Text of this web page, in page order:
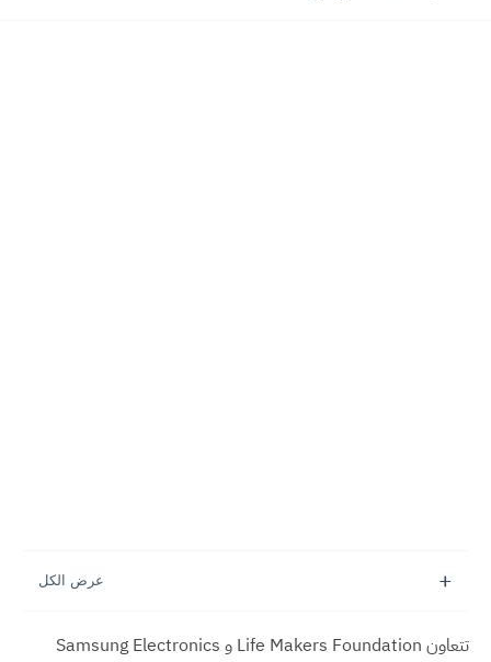
تتعاون Life Makers Foundation و Samsung Electronics